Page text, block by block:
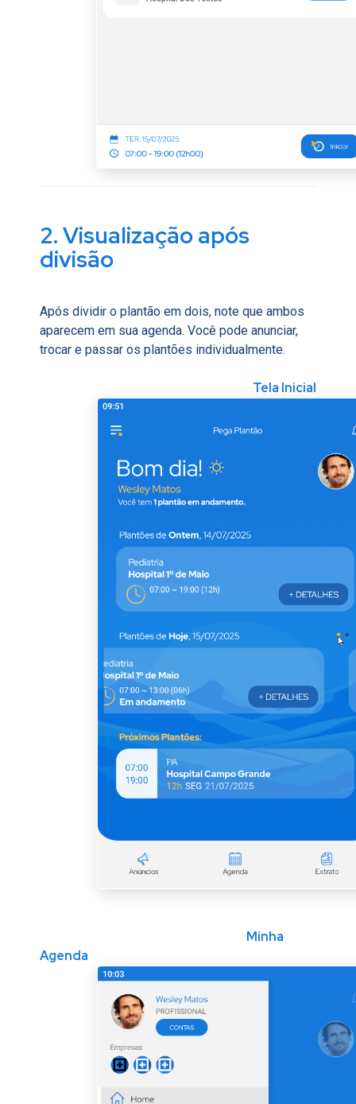
2. Visualização após
divisão
Após dividir o plantão em dois, note que ambos
aparecem em sua agenda. Você pode anunciar,
trocar e passar os plantões individualmente.
Tela Inicial
Minha
Agenda